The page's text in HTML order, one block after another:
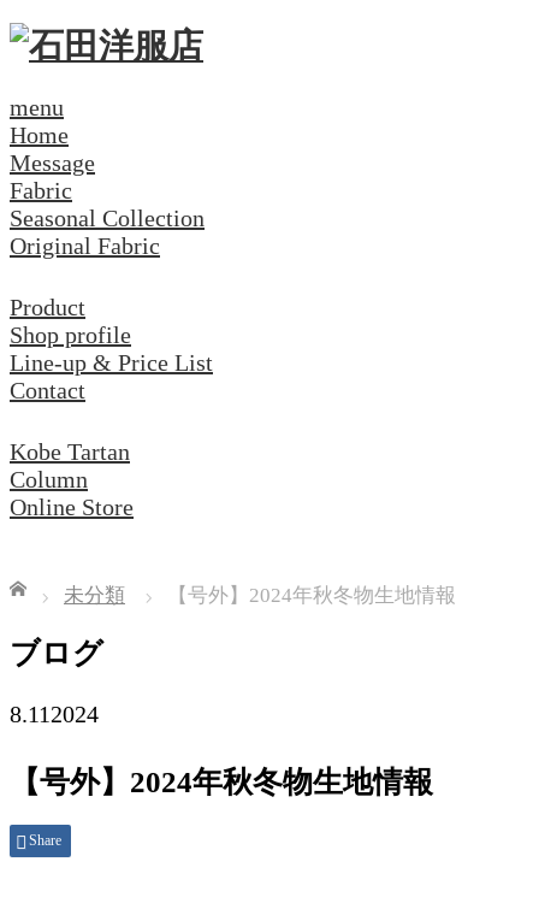
menu
Home
Message
Fabric
Seasonal Collection
Original Fabric
Product
Shop profile
Line-up & Price List
Contact
Kobe Tartan
Column
Online Store
Home 未分類 【号外】2024年秋冬物生地情報
ブログ
8.112024
【号外】2024年秋冬物生地情報
Share